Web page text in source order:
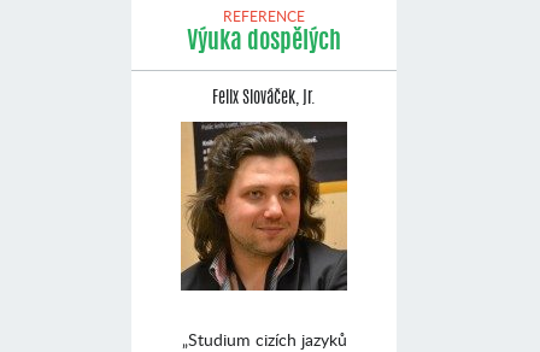
REFERENCE
Výuka dospělých
Felix Slováček, jr.
„Studium cizích jazyků